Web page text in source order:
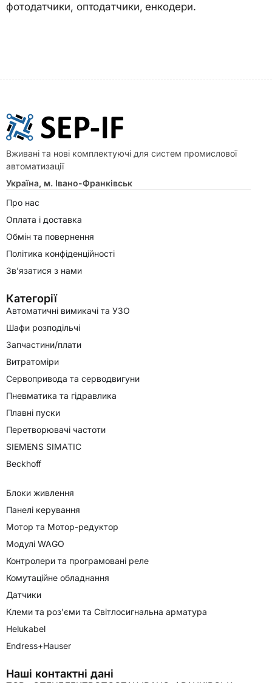
фотодатчики, оптодатчики, енкодери.
Вживані та нові комплектуючі для систем промислової
автоматизації
Україна, м. Івано-Франківськ
Про нас
Оплата і доставка
Обмін та повернення
Політика конфіденційності
Зв’язатися з нами
Категорії
Автоматичні вимикачі та УЗО
Шафи розподільчі
Запчастини/плати
Витратоміри
Сервопривода та серводвигуни
Пневматика та гідравлика
Плавні пуски
Перетворювачі частоти
SIEMENS SIMATIC
Beckhoff
Блоки живлення
Панелі керування
Мотор та Мотор-редуктор
Модулі WAGO
Контролери та програмовані реле
Комутаційне обладнання
Датчики
Клеми та роз'єми та Світлосигнальна арматура
Helukabel
Endress+Hauser
Наші контактні дані